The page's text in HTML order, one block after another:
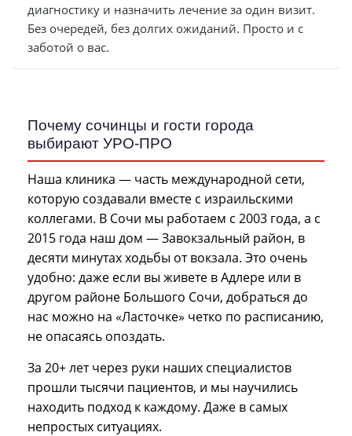
диагностику и назначить лечение за один визит.
Без очередей, без долгих ожиданий. Просто и с
заботой о вас.
Почему сочинцы и гости города
выбирают УРО-ПРО
Наша клиника — часть международной сети,
которую создавали вместе с израильскими
коллегами. В Сочи мы работаем с 2003 года, а с
2015 года наш дом — Завокзальный район, в
десяти минутах ходьбы от вокзала. Это очень
удобно: даже если вы живете в Адлере или в
другом районе Большого Сочи, добраться до
нас можно на «Ласточке» четко по расписанию,
не опасаясь опоздать.
За 20+ лет через руки наших специалистов
прошли тысячи пациентов, и мы научились
находить подход к каждому. Даже в самых
непростых ситуациях.